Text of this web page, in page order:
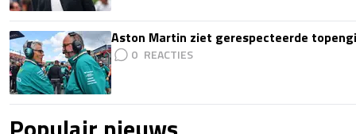
Aston Martin ziet gerespecteerde
0